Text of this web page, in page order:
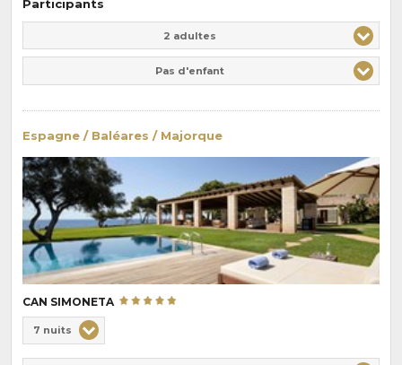
Participants
2 adultes
Pas d'enfant
Espagne / Baléares / Majorque
CAN SIMONETA
de
Durée
7 nuits